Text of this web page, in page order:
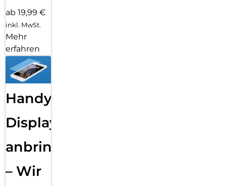
ab 19,99 €
inkl. MwSt.
Mehr
erfahren
Handy
Displayfolie
anbringen
– Wir